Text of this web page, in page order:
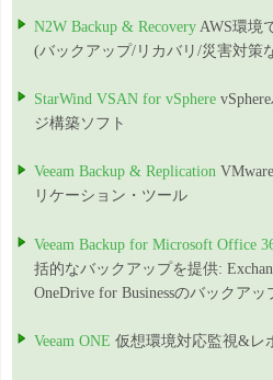
N2W Backup & Recovery AWS環境
(バックアップ/リカバリ/災害対策
StarWind VSAN for vSphere
ジ構築ソフト
Veeam Backup & Replication
リケーション・ツール
Veeam Backup for Microsoft Office
括的なバックアップを提供:
OneDrive for Businessのバックアッ
Veeam ONE 仮想環境対応監視&レ